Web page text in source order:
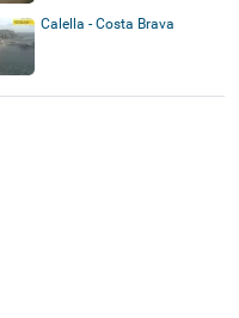
Calella - Costa Brava